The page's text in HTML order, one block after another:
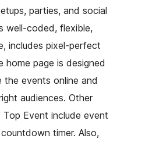
parties, and social
well-coded, flexible,
includes pixel-perfect
home page is designed
the events online and
audiences. Other
Event include event
timer. Also,